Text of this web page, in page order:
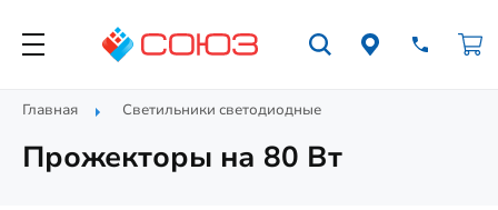
Главная Светильники светодиодные
Прожекторы на 80 Вт